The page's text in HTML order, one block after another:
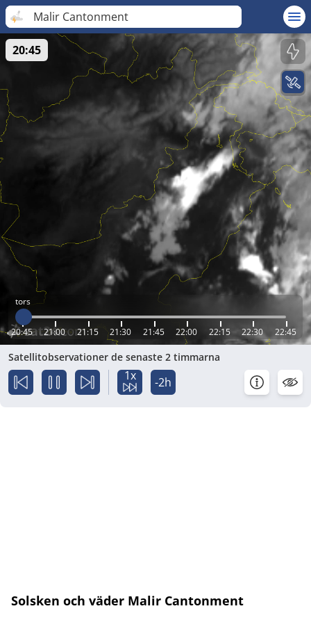
Malir Cantonment
tors
20:45 21:00 21:15 21:30 21:45 22:00 22:15 22:30 22:45
20:45
Satellitobservationer de senaste 2 timmarna
1x -2h
Solsken och väder Malir Cantonment